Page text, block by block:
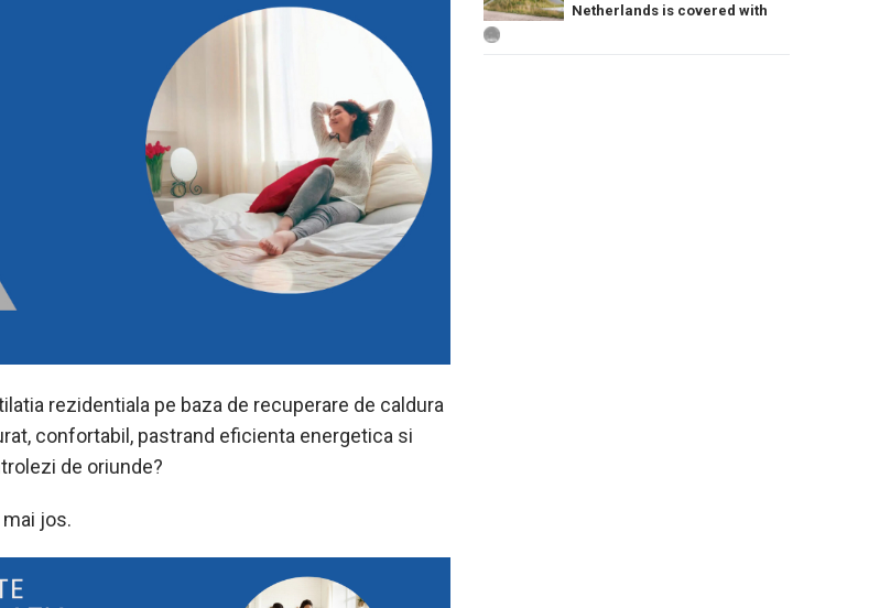
rezidentiala pe baza de recuperare de caldura
confortabil, pastrand eficienta energetica si
de oriunde?
jos.
Netherlands is covered with